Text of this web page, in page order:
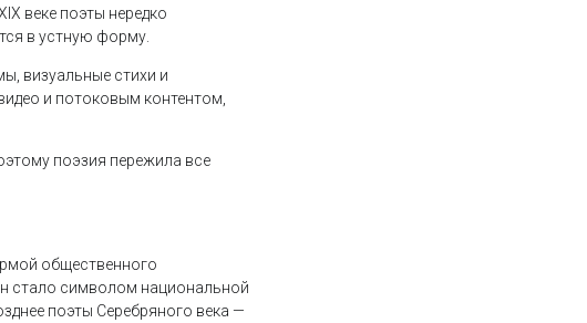
веке поэты нередко
в устную форму.
визуальные стихи и
и потоковым контентом,
поэзия пережила все
общественного
стало символом национальной
поэты Серебряного века —